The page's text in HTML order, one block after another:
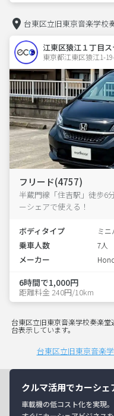
台東区立旧東京音楽学校
江東区猿江１丁目
東京都江東区猿江1-
フリード(4757)
半蔵門線「住吉駅」徒歩6
ーシェアで使える！
ボディタイプ ミ
乗車人数 7人
メーカー
6時間で1,000円
距離料金 240円/10km
台東区立旧東京音楽学校奏楽
台表示しています。
台東区立旧東京音楽
クルマ活用でカーシェ
車載機の低コスト化を実現。